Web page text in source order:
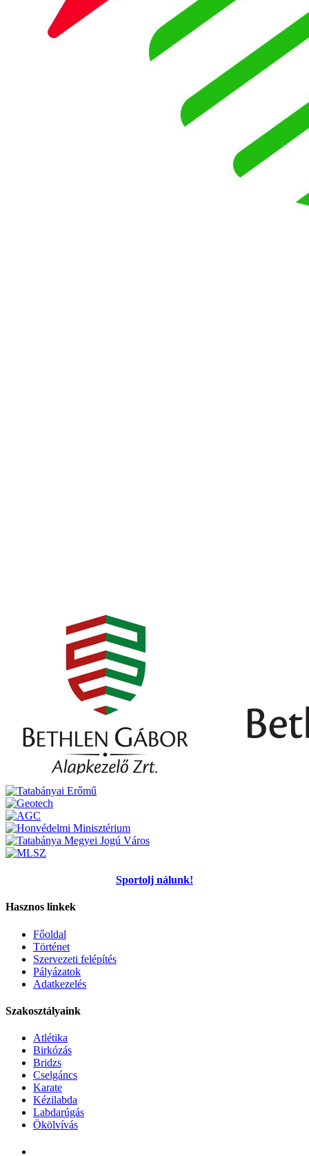
Sportolj nálunk!
Hasznos linkek
Főoldal
Történet
Szervezeti felépítés
Pályázatok
Adatkezelés
Szakosztályaink
Atlétika
Birkózás
Bridzs
Cselgáncs
Karate
Kézilabda
Labdarúgás
Ökölvívás